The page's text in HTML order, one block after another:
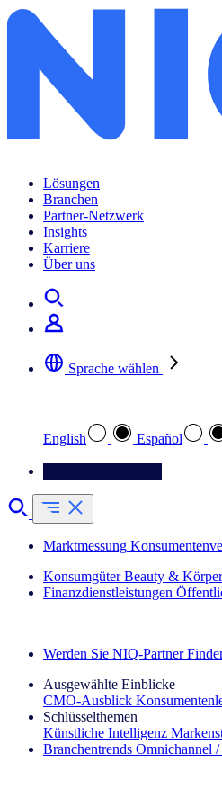
Lösungen
Branchen
Partner-Netzwerk
Insights
Karriere
Über uns
Sprache wählen
English Español
Marktmessung
Konsumgüter Beauty &
Finanzdienstleistungen
Werden Sie NIQ-Partner
Ausgewählte Einblicke
CMO‑Ausblick
Schlüsselthemen
Künstliche Intelligenz
Branchentrends Omnichannel /